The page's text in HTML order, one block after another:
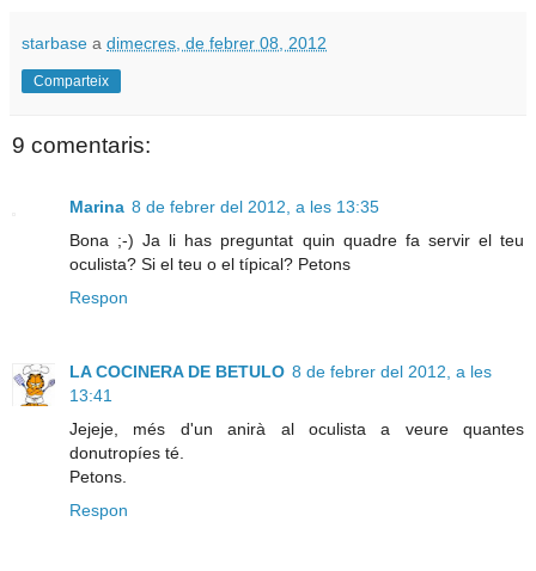
starbase a dimecres, de febrer 08, 2012
Comparteix
9 comentaris:
Marina 8 de febrer del 2012, a les 13:35
Bona ;-) Ja li has preguntat quin quadre fa servir el teu
oculista? Si el teu o el típical? Petons
Respon
LA COCINERA DE BETULO 8 de febrer del 2012, a les
13:41
Jejeje, més d'un anirà al oculista a veure quantes
donutropíes té.
Petons.
Respon